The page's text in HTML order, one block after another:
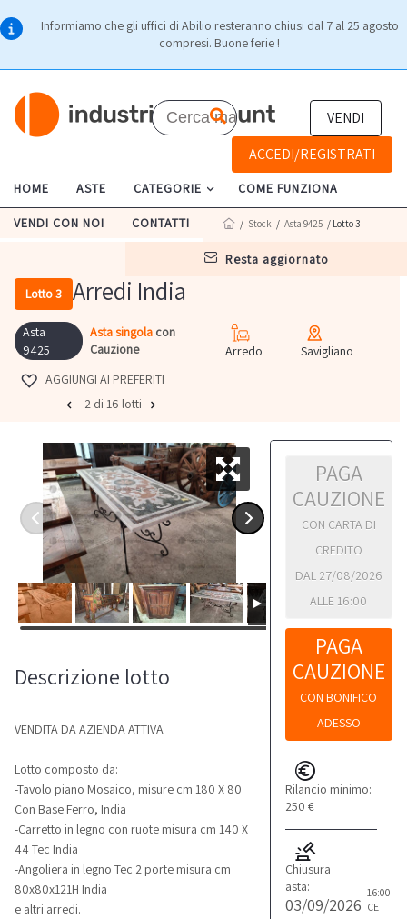
Informiamo che gli uffici di Abilio resteranno chiusi dal 7 al 25 agosto
compresi. Buone ferie !
VENDI
ACCEDI/REGISTRATI
HOME ASTE CATEGORIE COME FUNZIONA
VENDI CON NOI CONTATTI
resta aggiornato
/ Stock / Asta 9425 / Lotto 3
Lotto 3 Arredi India
Asta
9425
Asta singola con
Cauzione
Arredo
Savigliano
AGGIUNGI AI PREFERITI
2 di 16 lotti
PAGA
CAUZIONE
CON CARTA DI
CREDITO
DAL 27/08/2026
ALLE 16:00
PAGA
CAUZIONE
CON BONIFICO
ADESSO
Rilancio minimo:
250 €
Chiusura
asta:
03/09/2026
16:00
CET
Descrizione lotto
VENDITA DA AZIENDA ATTIVA
Lotto composto da:
-Tavolo piano Mosaico, misure cm 180 X 80
Con Base Ferro, India
-Carretto in legno con ruote misura cm 140 X
44 Tec India
-Angoliera in legno Tec 2 porte misura cm
80x80x121H India
e altri arredi.